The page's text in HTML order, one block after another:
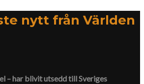
nytt från Världen
– har blivit utsedd till Sveriges